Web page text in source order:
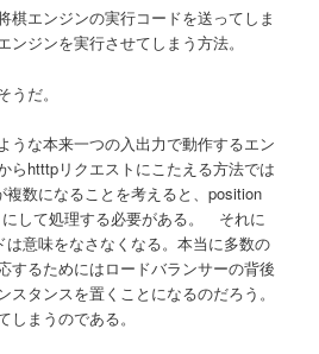
棋エンジンの実行コードを送ってしま
ジンを実行させてしまう方法。
だ。
うな本来一つの入出力で動作するエン
らhtttpリクエストにこたえる方法では
数になることを考えると、position
して処理する必要がある。 それに
意味をなさなくなる。本当に多数の
するためにはロードバランサーの背後
スタンスを置くことになるのだろう。
まうのである。